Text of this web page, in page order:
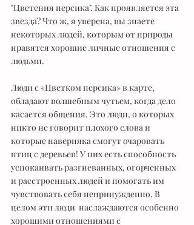
"Цветения персика". Как проявляется эта
звезда? Что ж, я уверена, вы знаете
некоторых людей, которым от природы
нравятся хорошие личные отношения с
людьми.
Люди с «Цветком персика» в карте,
обладают волшебным чутьем, когда дело
касается общения. Это люди, о которых
никто не говорит плохого слова и
которые наверняка смогут очаровать
птиц с деревьев! У них есть способность
успокаивать разгневанных, огорченных
и расстроенных людей и помогать им
чувствовать себя непринужденно. В
целом эти люди  наслаждаются особенно
хорошими отношениями с